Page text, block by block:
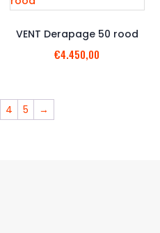
VENT Derapage 50 rood
€4.450,00
4 5 →